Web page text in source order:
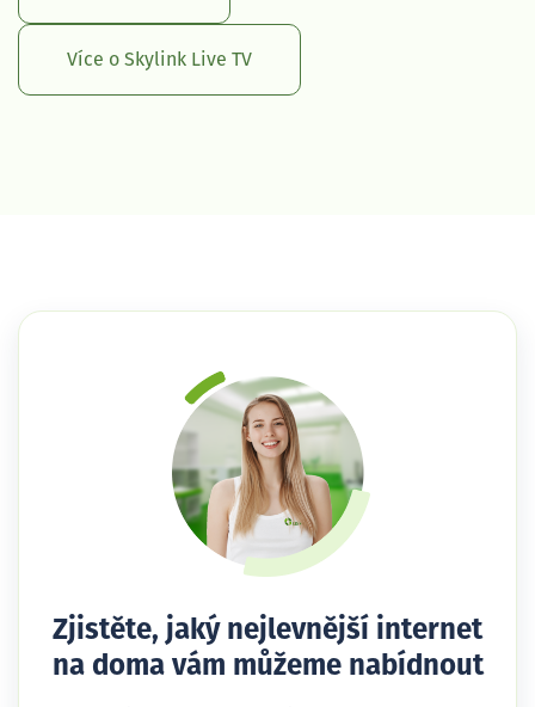
Více o Skylink Live TV
Zjistěte, jaký nejlevnější internet
na doma vám můžeme nabídnout